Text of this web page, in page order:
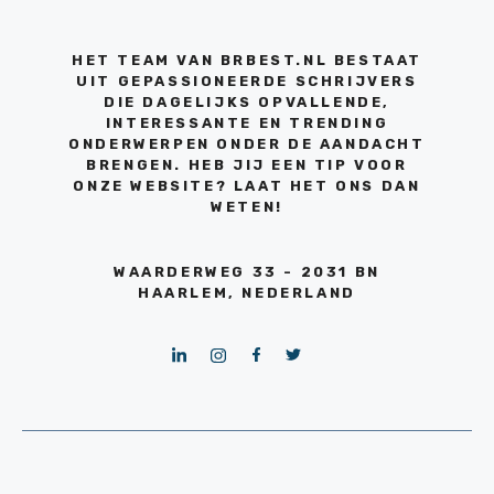
HET TEAM VAN BRBEST.NL BESTAAT
UIT GEPASSIONEERDE SCHRIJVERS
DIE DAGELIJKS OPVALLENDE,
INTERESSANTE EN TRENDING
ONDERWERPEN ONDER DE AANDACHT
BRENGEN. HEB JIJ EEN TIP VOOR
ONZE WEBSITE? LAAT HET ONS DAN
WETEN!
WAARDERWEG 33 - 2031 BN
HAARLEM, NEDERLAND